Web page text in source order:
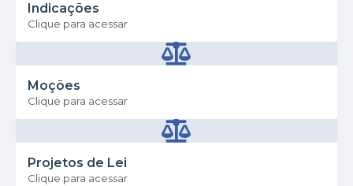
Indicações
Clique para acessar
Moções
Clique para acessar
Projetos de Lei
Clique para acessar